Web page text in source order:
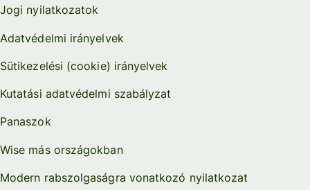
Jogi nyilatkozatok
Adatvédelmi irányelvek
Sütikezelési (cookie) irányelvek
Kutatási adatvédelmi szabályzat
Panaszok
Wise más országokban
Modern rabszolgaságra vonatkozó nyilatkozat